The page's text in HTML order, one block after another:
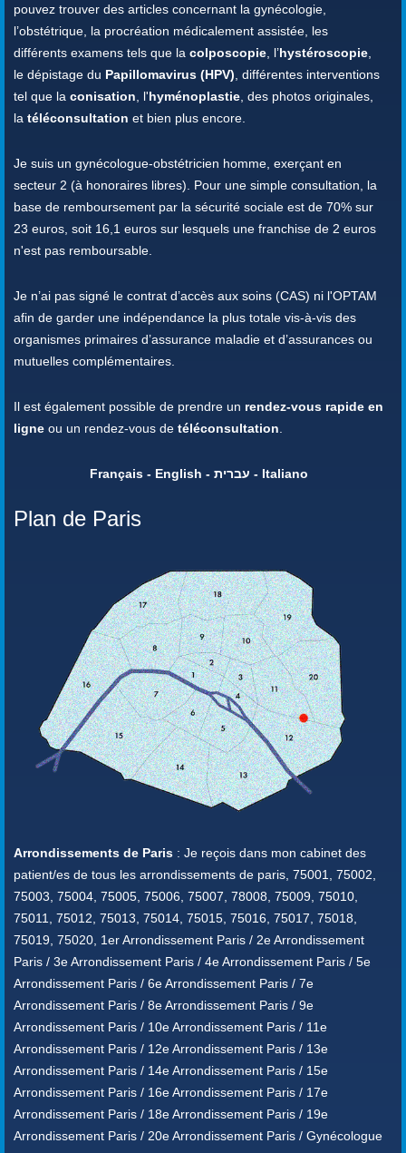
pouvez trouver des articles concernant la gynécologie,
l’obstétrique, la procréation médicalement assistée, les
différents examens tels que la colposcopie, l’hystéroscopie,
le dépistage du Papillomavirus (HPV), différentes interventions
tel que la conisation, l'hyménoplastie, des photos originales,
la téléconsultation et bien plus encore.
Je suis un gynécologue-obstétricien homme, exerçant en
secteur 2 (à honoraires libres). Pour une simple consultation, la
base de remboursement par la sécurité sociale est de 70% sur
23 euros, soit 16,1 euros sur lesquels une franchise de 2 euros
n'est pas remboursable.
Je n’ai pas signé le contrat d’accès aux soins (CAS) ni l'OPTAM
afin de garder une indépendance la plus totale vis-à-vis des
organismes primaires d’assurance maladie et d’assurances ou
mutuelles complémentaires.
Il est également possible de prendre un rendez-vous rapide en
ligne ou un rendez-vous de téléconsultation.
Français - English - עברית - Italiano
Plan de Paris
Arrondissements de Paris : Je reçois dans mon cabinet des
patient/es de tous les arrondissements de paris, 75001, 75002,
75003, 75004, 75005, 75006, 75007, 78008, 75009, 75010,
75011, 75012, 75013, 75014, 75015, 75016, 75017, 75018,
75019, 75020, 1er Arrondissement Paris / 2e Arrondissement
Paris / 3e Arrondissement Paris / 4e Arrondissement Paris / 5e
Arrondissement Paris / 6e Arrondissement Paris / 7e
Arrondissement Paris / 8e Arrondissement Paris / 9e
Arrondissement Paris / 10e Arrondissement Paris / 11e
Arrondissement Paris / 12e Arrondissement Paris / 13e
Arrondissement Paris / 14e Arrondissement Paris / 15e
Arrondissement Paris / 16e Arrondissement Paris / 17e
Arrondissement Paris / 18e Arrondissement Paris / 19e
Arrondissement Paris / 20e Arrondissement Paris / Gynécologue